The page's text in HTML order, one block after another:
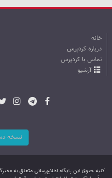
خانه
درباره کردپرس
تماس با کردپرس
آرشیو
نسخه
کليه حقوق اين پایگاه اطلاع‌رسانی متعلق به